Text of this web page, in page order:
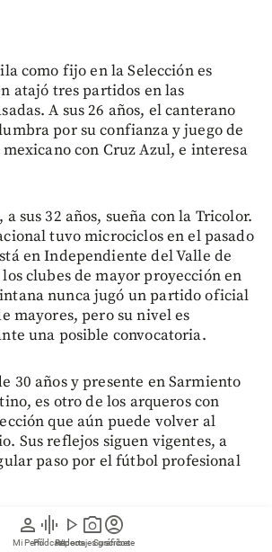
person
Mi Perfil
graphic_eq
Pódcast
play_arrow
Videos
photo_camera
Reportajes gráficos
account_circle
Suscríbete
como fijo en la Selección es
atajó tres partidos en las
A sus 26 años, el canterano
por su confianza y juego de
con Cruz Azul, e interesa
sus 32 años, sueña con la Tricolor.
tuvo microciclos en el pasado
en Independiente del Valle de
clubes de mayor proyección en
nunca jugó un partido oficial
mayores, pero su nivel es
una posible convocatoria.
30 años y presente en Sarmiento
es otro de los arqueros con
que aún puede volver al
Sus reflejos siguen vigentes, a
paso por el fútbol profesional